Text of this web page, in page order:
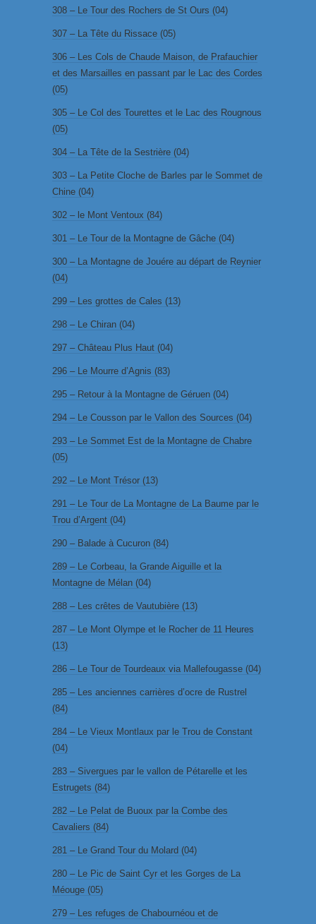
308 – Le Tour des Rochers de St Ours (04)
307 – La Tête du Rissace (05)
306 – Les Cols de Chaude Maison, de Prafauchier
et des Marsailles en passant par le Lac des Cordes
(05)
305 – Le Col des Tourettes et le Lac des Rougnous
(05)
304 – La Tête de la Sestrière (04)
303 – La Petite Cloche de Barles par le Sommet de
Chine (04)
302 – le Mont Ventoux (84)
301 – Le Tour de la Montagne de Gâche (04)
300 – La Montagne de Jouére au départ de Reynier
(04)
299 – Les grottes de Cales (13)
298 – Le Chiran (04)
297 – Château Plus Haut (04)
296 – Le Mourre d’Agnis (83)
295 – Retour à la Montagne de Géruen (04)
294 – Le Cousson par le Vallon des Sources (04)
293 – Le Sommet Est de la Montagne de Chabre
(05)
292 – Le Mont Trésor (13)
291 – Le Tour de La Montagne de La Baume par le
Trou d’Argent (04)
290 – Balade à Cucuron (84)
289 – Le Corbeau, la Grande Aiguille et la
Montagne de Mélan (04)
288 – Les crêtes de Vautubière (13)
287 – Le Mont Olympe et le Rocher de 11 Heures
(13)
286 – Le Tour de Tourdeaux via Mallefougasse (04)
285 – Les anciennes carrières d’ocre de Rustrel
(84)
284 – Le Vieux Montlaux par le Trou de Constant
(04)
283 – Sivergues par le vallon de Pétarelle et les
Estrugets (84)
282 – Le Pelat de Buoux par la Combe des
Cavaliers (84)
281 – Le Grand Tour du Molard (04)
280 – Le Pic de Saint Cyr et les Gorges de La
Méouge (05)
279 – Les refuges de Chabournéou et de